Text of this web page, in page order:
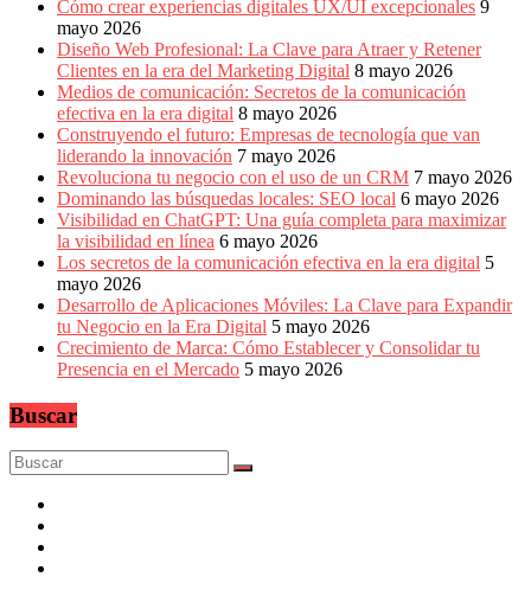
Cómo crear experiencias digitales UX/UI excepcionales 9
mayo 2026
Diseño Web Profesional: La Clave para Atraer y Retener
Clientes en la era del Marketing Digital 8 mayo 2026
Medios de comunicación: Secretos de la comunicación
efectiva en la era digital 8 mayo 2026
Construyendo el futuro: Empresas de tecnología que van
liderando la innovación 7 mayo 2026
Revoluciona tu negocio con el uso de un CRM 7 mayo 2026
Dominando las búsquedas locales: SEO local 6 mayo 2026
Visibilidad en ChatGPT: Una guía completa para maximizar
la visibilidad en línea 6 mayo 2026
Los secretos de la comunicación efectiva en la era digital 5
mayo 2026
Desarrollo de Aplicaciones Móviles: La Clave para Expandir
tu Negocio en la Era Digital 5 mayo 2026
Crecimiento de Marca: Cómo Establecer y Consolidar tu
Presencia en el Mercado 5 mayo 2026
Buscar